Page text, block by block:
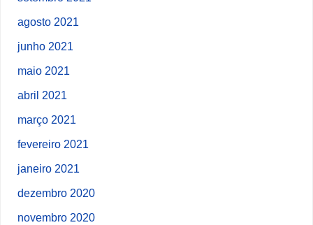
agosto 2021
junho 2021
maio 2021
abril 2021
março 2021
fevereiro 2021
janeiro 2021
dezembro 2020
novembro 2020